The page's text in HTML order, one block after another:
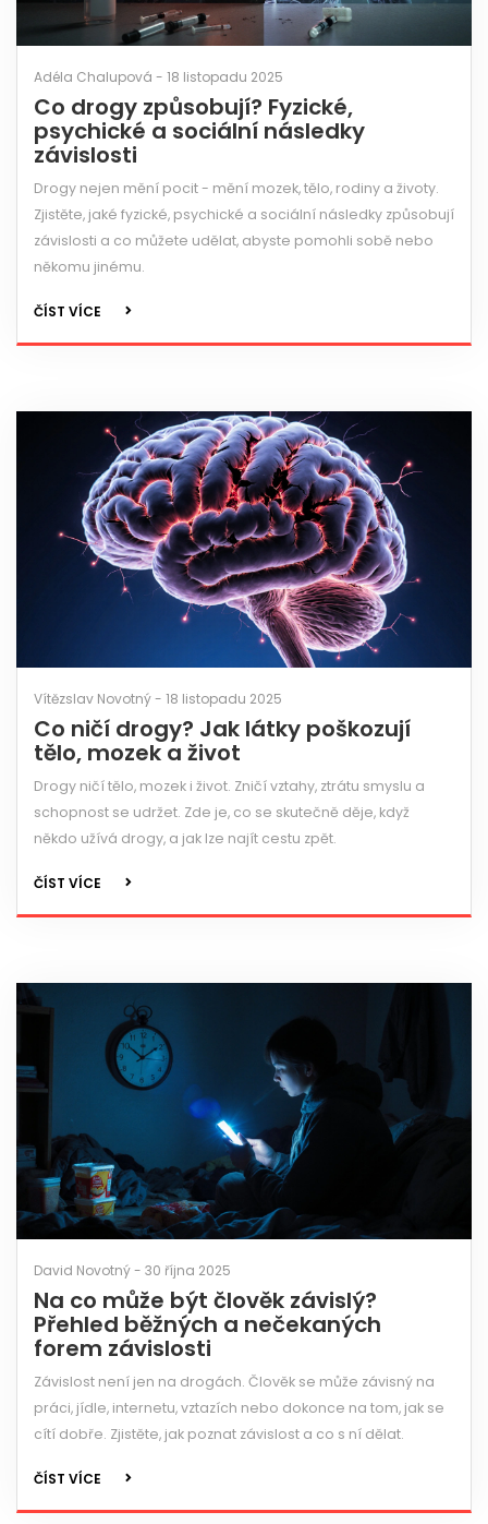
Adéla Chalupová - 18 listopadu 2025
Co drogy způsobují? Fyzické,
psychické a sociální následky
závislosti
Drogy nejen mění pocit - mění mozek, tělo, rodiny a životy.
Zjistěte, jaké fyzické, psychické a sociální následky způsobují
závislosti a co můžete udělat, abyste pomohli sobě nebo
někomu jinému.
ČÍST VÍCE
Vítězslav Novotný - 18 listopadu 2025
Co ničí drogy? Jak látky poškozují
tělo, mozek a život
Drogy ničí tělo, mozek i život. Zničí vztahy, ztrátu smyslu a
schopnost se udržet. Zde je, co se skutečně děje, když
někdo užívá drogy, a jak lze najít cestu zpět.
ČÍST VÍCE
David Novotný - 30 října 2025
Na co může být člověk závislý?
Přehled běžných a nečekaných
forem závislosti
Závislost není jen na drogách. Člověk se může závisný na
práci, jídle, internetu, vztazích nebo dokonce na tom, jak se
cítí dobře. Zjistěte, jak poznat závislost a co s ní dělat.
ČÍST VÍCE